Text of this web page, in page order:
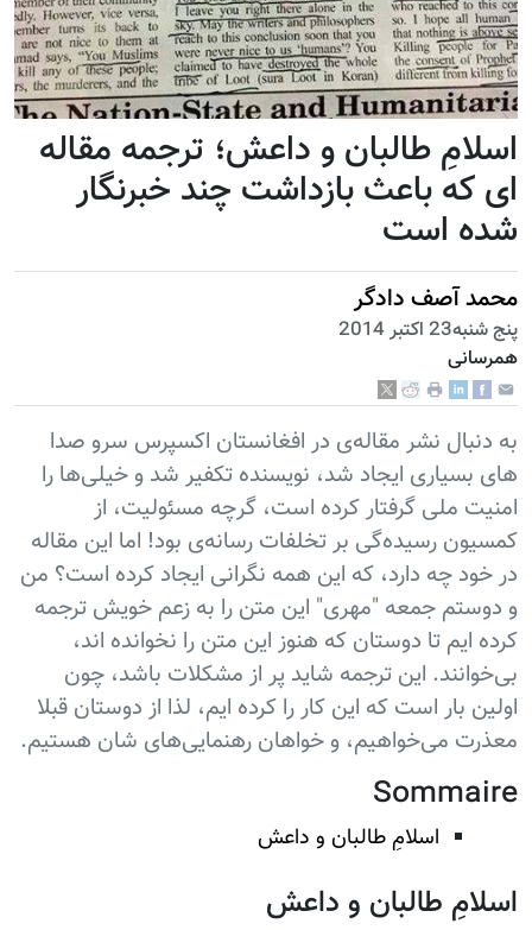
اسلامِ طالبان و داعش؛ ترجمه مقاله
ای که باعث بازداشت چند خبرنگار
شده است
محمد آصف دادگر
پنج شنبه23 اكتبر 2014
همرسانی
به دنبال نشر مقاله‌ی در افغانستان اکسپرس سرو صدا
های بسیاری ایجاد شد، نویسنده تکفیر شد و خیلی‌ها را
امنیت ملی گرفتار کرده است، گرچه مسئولیت، از
کمسیون رسیده‌گی بر تخلفات رسانه‌ی بود! اما این مقاله
در خود چه دارد، که این همه نگرانی ایجاد کرده است؟ من
و دوستم جمعه "مهری" این متن را به زعم خویش ترجمه
کرده ایم تا دوستان که هنوز این متن را نخوانده اند،
بی‌خوانند. این ترجمه شاید پر از مشکلات باشد، چون
اولین بار است که این کار را کرده ایم، لذا از دوستان قبلا
معذرت می‌خواهیم، و خواهان رهنمایی‌های شان هستیم.
Sommaire
اسلامِ طالبان و داعش
اسلامِ طالبان و داعش